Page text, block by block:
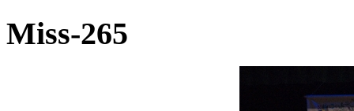
Miss-265